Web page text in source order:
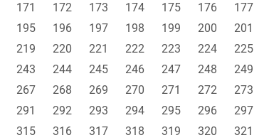
171 172 173 174 175 176 177
195 196 197 198 199 200 201
219 220 221 222 223 224 225
243 244 245 246 247 248 249
267 268 269 270 271 272 273
291 292 293 294 295 296 297
315 316 317 318 319 320 321